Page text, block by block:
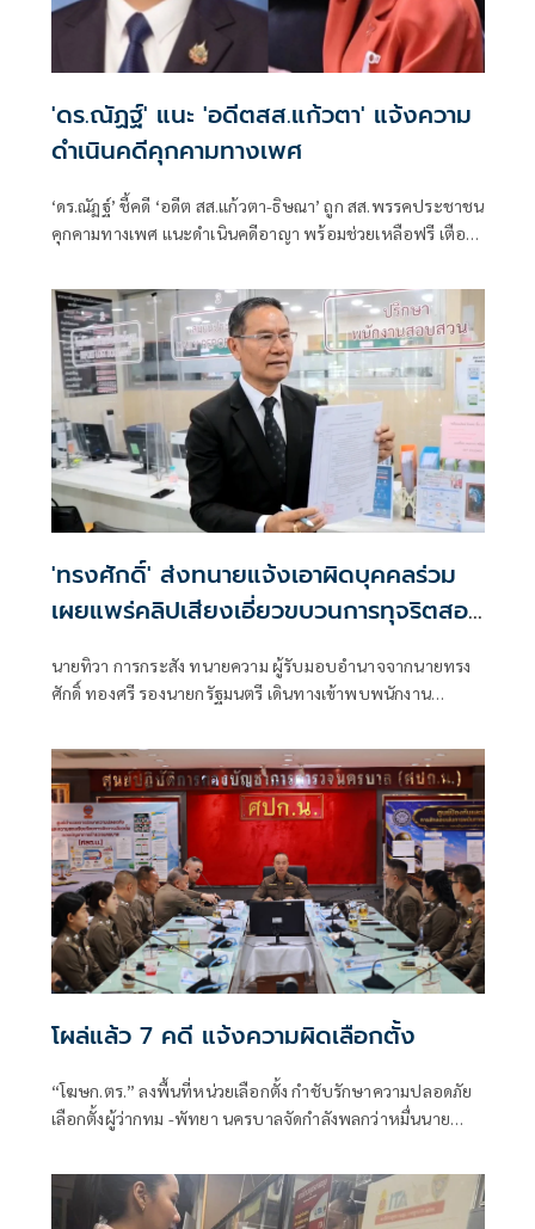
'ดร.ณัฏฐ์' แนะ 'อดีตสส.แก้วตา' แจ้งความ
ดำเนินคดีคุกคามทางเพศ
‘ดร.ณัฏฐ์’ ชี้คดี ‘อดีต สส.แก้วตา-ธิษณา’ ถูก สส.พรรคประชาชน
คุกคามทางเพศ แนะดำเนินคดีอาญา พร้อมช่วยเหลือฟรี เตือน
'ทรงศักดิ์' ส่งทนายแจ้งเอาผิดบุคคลร่วม
เผยแพร่คลิปเสียงเอี่ยวขบวนการทุจริตสอบ
นายทิวา การกระสัง ทนายความ ผู้รับมอบอำนาจจากนายทรง
ศักดิ์ ทองศรี รองนายกรัฐมนตรี เดินทางเข้าพบพนักงาน
โผล่แล้ว 7 คดี แจ้งความผิดเลือกตั้ง
“โฆษก.ตร.” ลงพื้นที่หน่วยเลือกตั้ง กำชับรักษาความปลอดภัย
เลือกตั้งผู้ว่ากทม -พัทยา นครบาลจัดกำลังพลกว่าหมื่นนาย
7 คดี